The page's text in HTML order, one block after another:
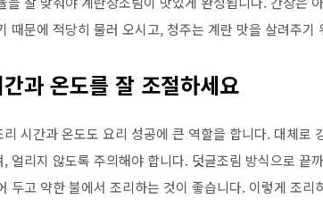
때문에 적당히 물러 오시고, 청주는 계란 맛을 살려주
과 온도를 잘 조절하세요
리 시간과 온도도 요리 성공에 큰 역할을 합니다. 대체로
얼리지 않도록 주의해야 합니다. 덧글조림 방식으로 끝
두고 약한 불에서 조리하는 것이 좋습니다. 이렇게 조